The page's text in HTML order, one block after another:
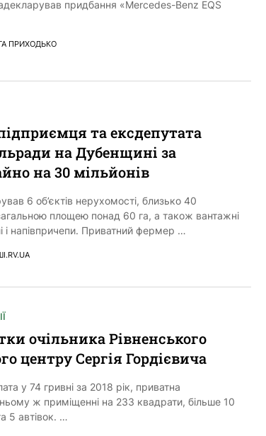
придбання «Mercedes-Benz EQS
ПРИХОДЬКО
та ексдепутата
на Дубенщині за
на 30 мільйонів
6 об’єктів нерухомості, близько 40
площею понад 60 га, а також вантажні
і напівпричепи. Приватний фермер …
очільника Рівненського
центру Сергія Гордієвича
у 74 гривні за 2018 рік, приватна
ж приміщенні на 233 квадрати, більше 10
5 автівок. …